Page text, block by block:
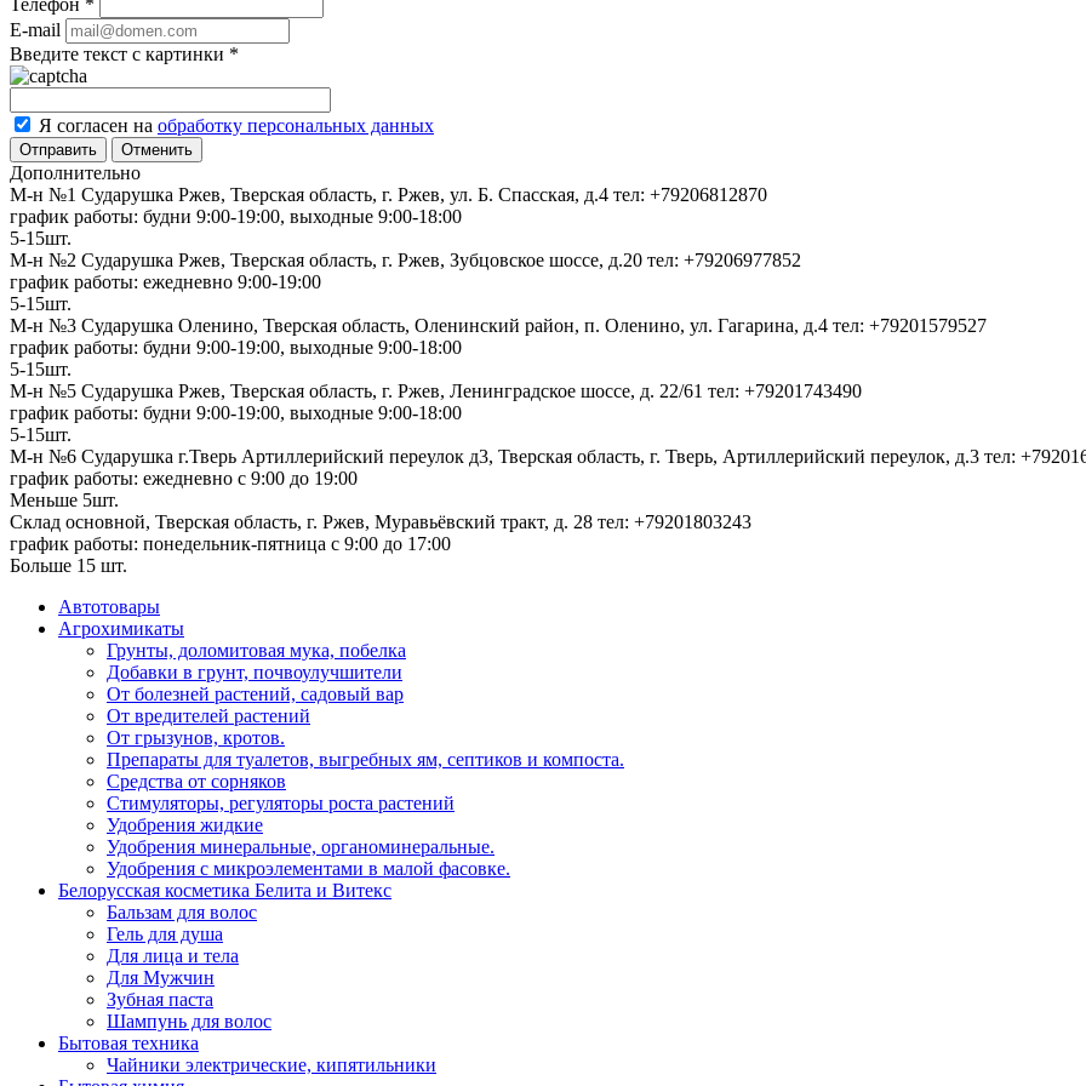
Телефон *
E-mail
Введите текст с картинки *
Я согласен на обработку персональных данных
Отменить
Дополнительно
М-н №1 Сударушка Ржев, Тверская область, г. Ржев, ул. Б. Спасская, д.4 тел: +79206812870
график работы: будни 9:00-19:00, выходные 9:00-18:00
5-15шт.
М-н №2 Cударушка Ржев, Тверская область, г. Ржев, Зубцовское шоссе, д.20 тел: +79206977852
график работы: ежедневно 9:00-19:00
5-15шт.
М-н №3 Сударушка Оленино, Тверская область, Оленинский район, п. Оленино, ул. Гагарина, д.4 тел: +79201579527
график работы: будни 9:00-19:00, выходные 9:00-18:00
5-15шт.
М-н №5 Сударушка Ржев, Тверская область, г. Ржев, Ленинградское шоссе, д. 22/61 тел: +79201743490
график работы: будни 9:00-19:00, выходные 9:00-18:00
5-15шт.
М-н №6 Сударушка г.Тверь Артиллерийский переулок д3, Тверская область, г. Тверь, Артиллерийский переулок, д.3 тел:
график работы: ежедневно с 9:00 до 19:00
Меньше 5шт.
Склад основной, Тверская область, г. Ржев, Муравьёвский тракт, д. 28 тел: +79201803243
график работы: понедельник-пятница с 9:00 до 17:00
Больше 15 шт.
Автотовары
Агрохимикаты
Грунты, доломитовая мука, побелка
Добавки в грунт, почвоулучшители
От болезней растений, садовый вар
От вредителей растений
От грызунов, кротов.
Препараты для туалетов, выгребных ям, септиков и компоста.
Средства от сорняков
Стимуляторы, регуляторы роста растений
Удобрения жидкие
Удобрения минеральные, органоминеральные.
Удобрения с микроэлементами в малой фасовке.
Белорусская косметика Белита и Витекс
Бальзам для волос
Гель для душа
Для лица и тела
Для Мужчин
Зубная паста
Шампунь для волос
Бытовая техника
Чайники электрические, кипятильники